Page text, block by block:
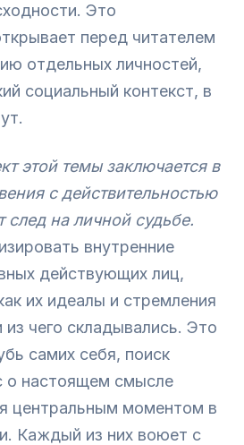
Это
перед читателем
отдельных личностей,
социальный контекст, в
этой темы заключается в
с действительностью
след на личной судьбе.
внутренние
действующих лиц,
их идеалы и стремления
чего складывались. Это
самих себя, поиск
о настоящем смысле
центральным моментом в
Каждый из них воюет с